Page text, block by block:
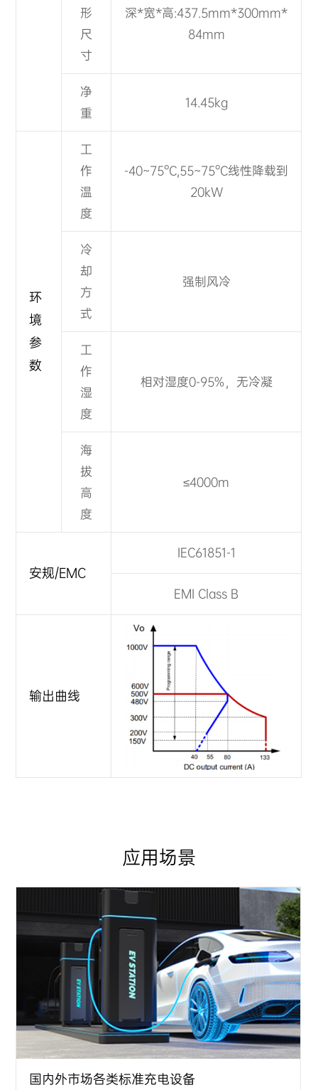
形
尺
寸
深*宽*高:437.5mm*300mm*
84mm
净
重
14.45kg
环
境
参
数
工
作
温
度
-40~75°C,55~75°C线性降载到
20kW
冷
却
方
式
强制风冷
工
作
湿
度
相对湿度0-95%，无冷凝
海
拔
高
度
≤4000m
安规/EMC
IEC61851-1
EMI Class B
输出曲线
应用场景
国内外市场各类标准充电设备